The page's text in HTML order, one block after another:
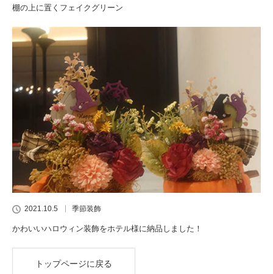
棚の上に置くフェイクグリーン
2021.10.5 季節装飾
かわいいハロウィン装飾をホテル様に納品しました！
トップページに戻る